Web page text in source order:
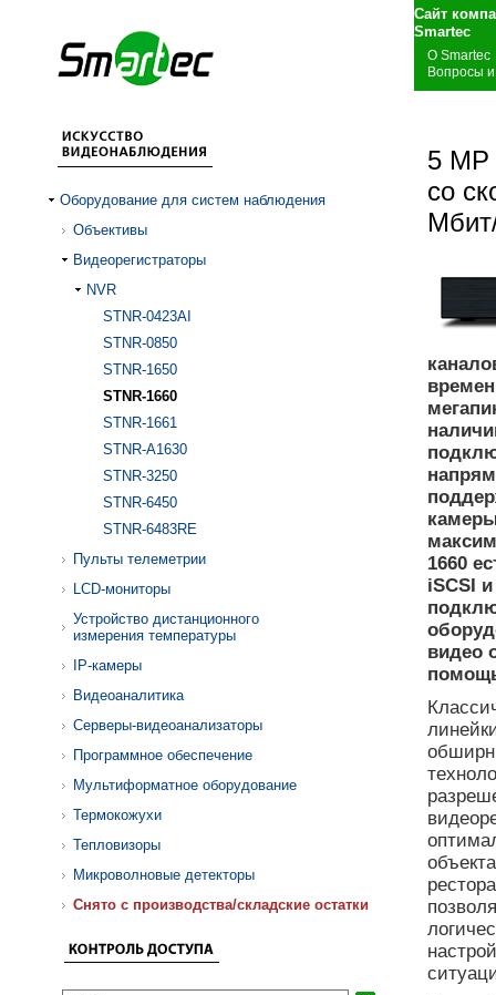
Сайт
О Smartec
Вопросы
Оборудование для систем наблюдения
Объективы
Видеорегистраторы
NVR
STNR-0423AI
STNR-0850
STNR-1650
STNR-1660
STNR-1661
STNR-A1630
STNR-3250
STNR-6450
STNR-6483RE
Пульты телеметрии
LCD-мониторы
Устройство дистанционного
измерения температуры
IP-камеры
Видеоаналитика
Серверы-видеоанализаторы
Программное обеспечение
Мультиформатное оборудование
Термокожухи
Тепловизоры
Микроволновые детекторы
Cнято с производства/складские остатки
5 МР
со
1660
iSCSI
видео